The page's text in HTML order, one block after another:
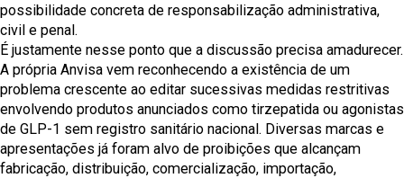
possibilidade concreta de responsabilização administrativa,
civil e penal.
É justamente nesse ponto que a discussão precisa amadurecer.
A própria Anvisa vem reconhecendo a existência de um
problema crescente ao editar sucessivas medidas restritivas
envolvendo produtos anunciados como tirzepatida ou agonistas
de GLP-1 sem registro sanitário nacional. Diversas marcas e
apresentações já foram alvo de proibições que alcançam
fabricação, distribuição, comercialização, importação,